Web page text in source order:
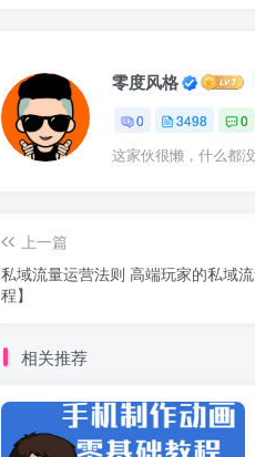
零度风格
0 3498 0
这家伙很懒，什么都
上一篇
私域流量运营法则 高端玩家的私域
程】
相关推荐